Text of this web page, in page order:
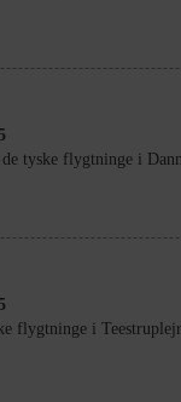
tyske flygtninge i
flygtninge i